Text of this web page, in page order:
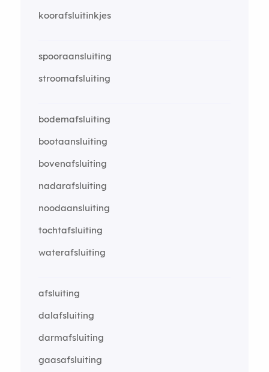
koorafsluitinkjes
spooraansluiting
stroomafsluiting
bodemafsluiting
bootaansluiting
bovenafsluiting
nadarafsluiting
noodaansluiting
tochtafsluiting
waterafsluiting
afsluiting
dalafsluiting
darmafsluiting
gaasafsluiting